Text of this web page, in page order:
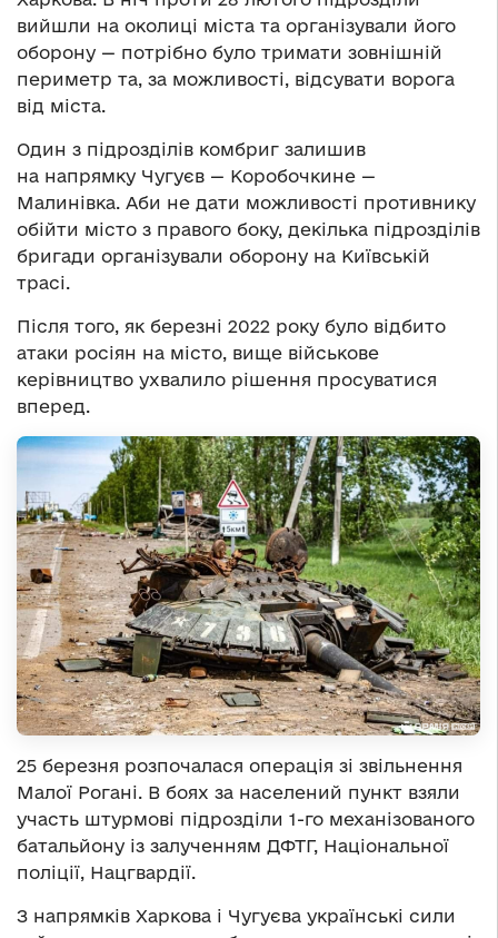
вийшли на околиці міста та організували його
оборону — потрібно було тримати зовнішній
периметр та, за можливості, відсувати ворога
від міста.
Один з підрозділів комбриг залишив
на напрямку Чугуєв — Коробочкине —
Малинівка. Аби не дати можливості противнику
обійти місто з правого боку, декілька підрозділів
бригади організували оборону на Київській
трасі.
Після того, як березні 2022 року було відбито
атаки росіян на місто, вище військове
керівництво ухвалило рішення просуватися
вперед.
25 березня розпочалася операція зі звільнення
Малої Рогані. В боях за населений пункт взяли
участь штурмові підрозділи 1-го механізованого
батальйону із залученням ДФТГ, Національної
поліції, Нацгвардії.
З напрямків Харкова і Чугуєва українські сили